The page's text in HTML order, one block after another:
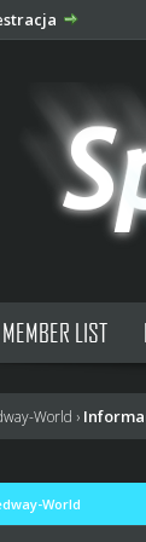
MEMBER LIST
World ›
World